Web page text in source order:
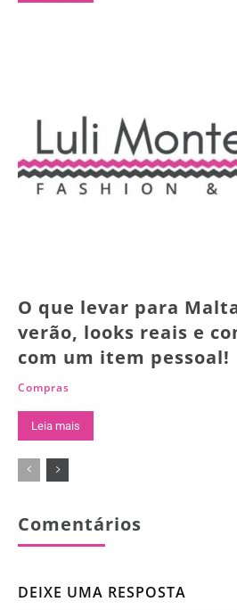
O que levar para
verão, looks reais e
com um item pessoal!
Compras
Leia mais
Comentários
DEIXE UMA RESPOSTA